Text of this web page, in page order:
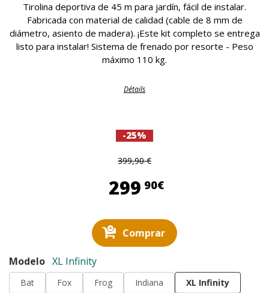
Tirolina deportiva de 45 m para jardín, fácil de instalar.
Fabricada con material de calidad (cable de 8 mm de
diámetro, asiento de madera). ¡Este kit completo se entrega
listo para instalar! Sistema de frenado por resorte - Peso
máximo 110 kg.
Détails
-25%
399,90 €
299 90€299,90 €
Comprar
Modelo XL Infinity
Bat Fox Frog Indiana XL Infinity